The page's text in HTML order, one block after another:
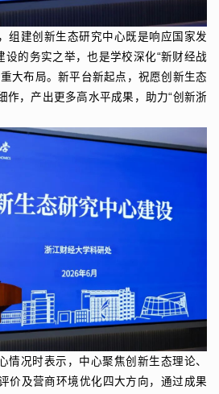
组建创新生态研究中心既是响应国家发
设的务实之举，也是学校深化“新财经战
大布局。新平台新起点，祝愿创新生态
作，产出更多高水平成果，助力“创新浙
情况时表示，中心聚焦创新生态理论、
价及营商环境优化四大方向，通过成果